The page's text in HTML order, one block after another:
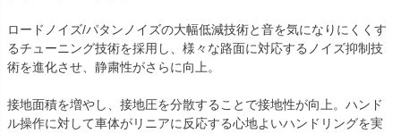
ロードノイズ/パタンノイズの大幅低減技術と音を気になりにくくす
るチューニング技術を採用し、様々な路面に対応するノイズ抑制技
術を進化させ、静粛性がさらに向上。
接地面積を増やし、接地圧を分散することで接地性が向上。ハンド
ル操作に対して車体がリニアに反応する心地よいハンドリングを実